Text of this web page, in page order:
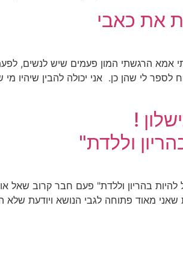
את כאבי
הרגשתי המון פעמים שיש לנשים,
לספר לי שהן כן. אני יכולה להבין
!
וללדת"
להיות בהריון וללדת" פעם חבר קרוב
מאוד פתוחה לגבי הנושא ויודעת